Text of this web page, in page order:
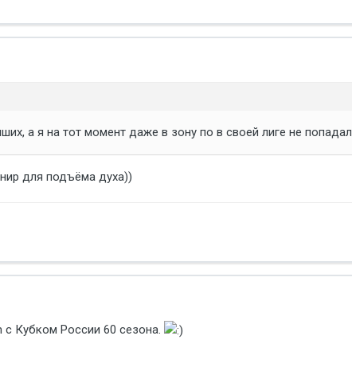
а я на тот момент даже в зону по в своей лиге не попадал
для подъёма духа))
Кубком России 60 сезона.